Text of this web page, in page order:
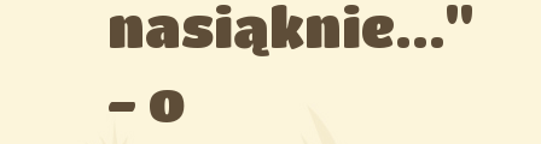
nasiąknie..."
- o